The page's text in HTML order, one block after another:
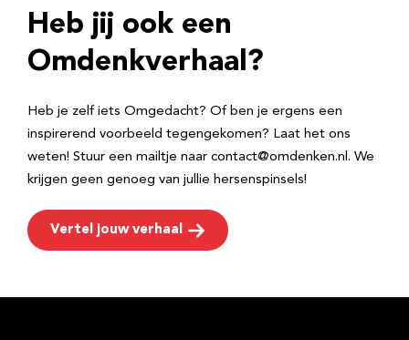
r
e
Heb jij ook een
Omdenkverhaal?
Heb je zelf iets Omgedacht? Of ben je ergens een
inspirerend voorbeeld tegengekomen? Laat het ons
weten! Stuur een mailtje naar contact@omdenken.nl. We
krijgen geen genoeg van jullie hersenspinsels!
Vertel jouw verhaal